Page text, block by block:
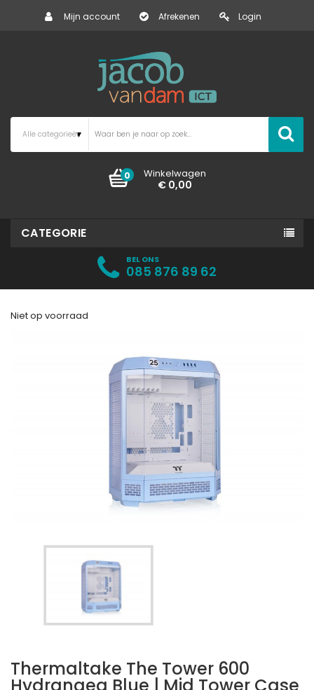
Mijn account Afrekenen Login
Winkelwagen
0
€ 0,00
CATEGORIE
BEL ONS
085 876 89 62
Niet op voorraad
Thermaltake The Tower 600